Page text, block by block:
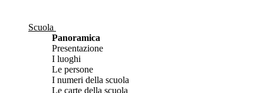
Scuola
Panoramica
Presentazione
I luoghi
Le persone
I numeri della scuola
Le carte della scuola